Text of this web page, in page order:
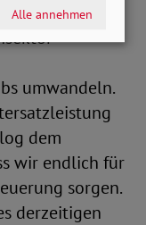
Denn wir
umwandeln.
dem
wir endlich für
sorgen.
derzeitigen
Alle annehmen